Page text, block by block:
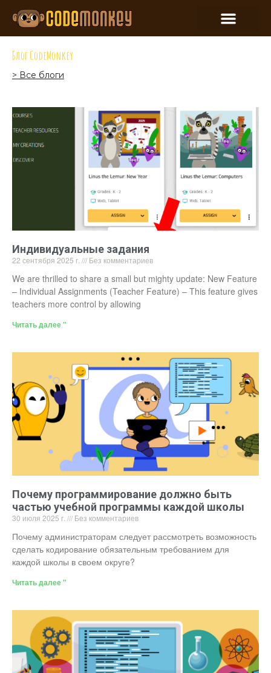
Блог CodeMonkey
> Все блоги
Индивидуальные задания
22 сентября 2025 г. Без комментариев
We are thrilled to share a small but mighty update: New Feature
– Individual Assignments (Teacher Feature) – This feature gives
teachers more control by allowing
Читать далее "
Почему программирование должно быть
частью учебной программы каждой школы
30 июля 2025 г. Без комментариев
Почему администраторам следует рассмотреть возможность
сделать кодирование обязательным требованием для
каждой школы в своем округе?
Читать далее "